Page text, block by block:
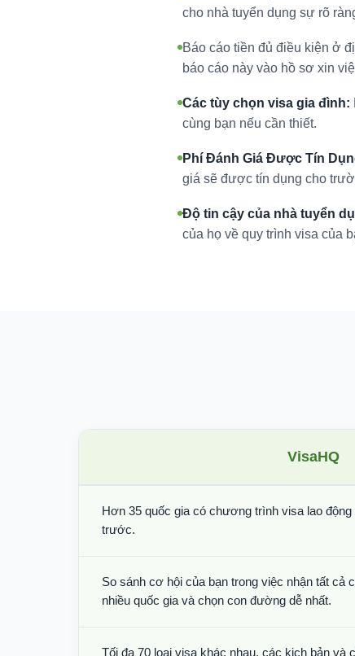
cho nhà tuyển dụng sự rõ
Báo cáo tiền đủ điều kiện ở
báo cáo này vào hồ sơ xin
Các tùy chọn visa gia đình:
cùng bạn nếu cần thiết.
Phí Đánh Giá Được Tín
giá sẽ được tín dụng cho
Độ tin cậy của nhà tuyển
của họ về quy trình visa của
VisaHQ
Hơn 35 quốc gia có chương trình visa lao
trước.
So sánh cơ hội của bạn trong việc nhận tất cả
nhiều quốc gia và chọn con đường dễ nhất.
Tối đa 70 loại visa khác nhau, các kịch bản và